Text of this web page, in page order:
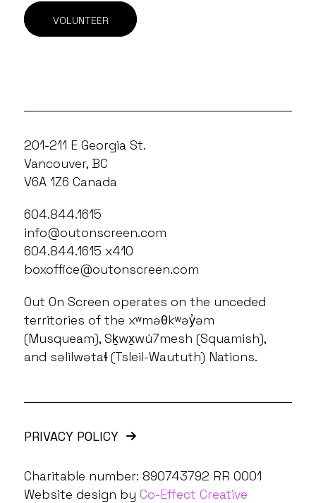
VOLUNTEER
201-211 E Georgia St.
Vancouver, BC
V6A 1Z6 Canada
604.844.1615
info@outonscreen.com
604.844.1615 x410
boxoffice@outonscreen.com
Out On Screen operates on the unceded
territories of the xʷməθkʷəy̓əm
(Musqueam), Sḵwx̱wú7mesh (Squamish),
and səlilwətaɬ (Tsleil-Waututh) Nations.
PRIVACY POLICY
Charitable number: 890743792 RR 0001
Website design byCo-Effect Creative